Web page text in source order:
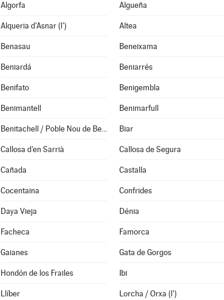
Algorfa Algueña
Alqueria d'Asnar (l') Altea
Benasau Beneixama
Beniardá Beniarrés
Benifato Benigembla
Benimantell Benimarfull
Benitachell / Poble Nou de Benitatxell (el) Biar
Callosa d'en Sarrià Callosa de Segura
Cañada Castalla
Cocentaina Confrides
Daya Vieja Dénia
Facheca Famorca
Gaianes Gata de Gorgos
Hondón de los Frailes Ibi
Llíber Lorcha / Orxa (l')